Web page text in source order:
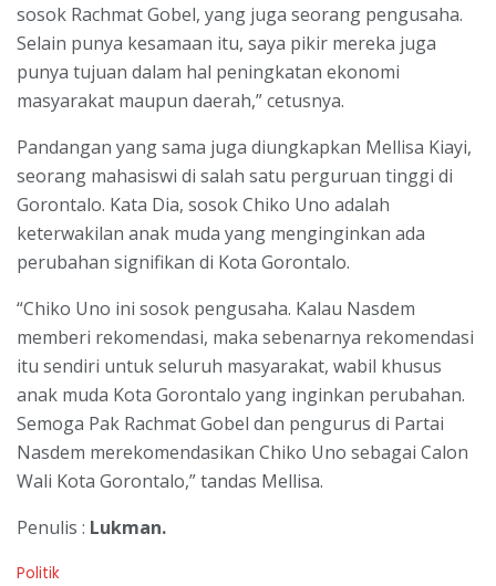
sosok Rachmat Gobel, yang juga seorang pengusaha.
Selain punya kesamaan itu, saya pikir mereka juga
punya tujuan dalam hal peningkatan ekonomi
masyarakat maupun daerah,” cetusnya.
Pandangan yang sama juga diungkapkan Mellisa Kiayi,
seorang mahasiswi di salah satu perguruan tinggi di
Gorontalo. Kata Dia, sosok Chiko Uno adalah
keterwakilan anak muda yang menginginkan ada
perubahan signifikan di Kota Gorontalo.
“Chiko Uno ini sosok pengusaha. Kalau Nasdem
memberi rekomendasi, maka sebenarnya rekomendasi
itu sendiri untuk seluruh masyarakat, wabil khusus
anak muda Kota Gorontalo yang inginkan perubahan.
Semoga Pak Rachmat Gobel dan pengurus di Partai
Nasdem merekomendasikan Chiko Uno sebagai Calon
Wali Kota Gorontalo,” tandas Mellisa.
Penulis : Lukman.
C
Politik